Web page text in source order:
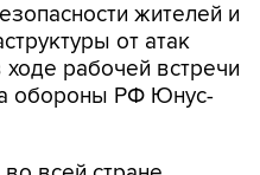
жителей и
от атак
ходе рабочей встречи
обороны РФ Юнус-